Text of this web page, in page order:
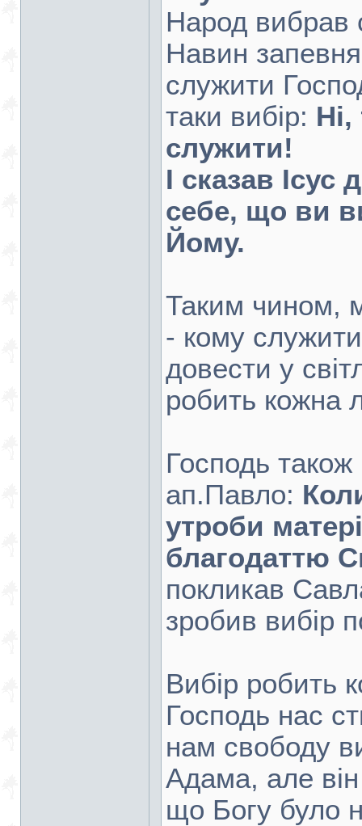
Народ вибрав
Навин
служити
таки вибір:
служити!
І сказав
себе, що ви
Йому.
Таким чином,
- кому
довести у
робить кожна
Господь
ап.Павло:
утроби
благодаттю
покликав
зробив вибір
Вибір робить
Господь нас
нам свободу
Адама, але він
що Богу було